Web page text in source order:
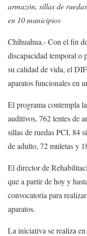
armazón, sillas de
en 10 municipios
Chihuahua.- Con el fin
discapacidad temporal o
su calidad de vida, el
aparatos funcionales en
El programa contempla
auditivos, 762 lentes de
sillas de ruedas PCI, 84
de adulto, 72 muletas y
El director de
que a partir de hoy y
convocatoria para
aparatos.
La iniciativa se realiza